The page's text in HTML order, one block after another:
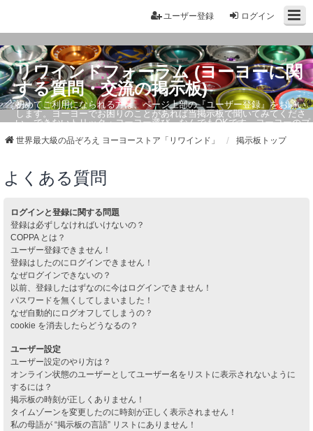
ログイン
ユーザー登録
リワインドフォーラム (ヨーヨーに関
する質問・交流の掲示板)
初めてご利用になられる方は、ページ上部の『ユーザー登録』をお願い
します。ヨーヨーでお困りのことがあれば当掲示板で聞いてみてくださ
い。できないトリック・ヨーヨー選び、なんでもOKです。ヨーヨーのプ
世界最大級の品ぞろえ ヨーヨーストア「リワインド」 掲示板トップ
よくある質問
ログインと登録に関する問題
登録は必ずしなければいけないの？
COPPA とは？
ユーザー登録できません！
登録はしたのにログインできません！
なぜログインできないの？
以前、登録したはずなのに今はログインできません！
パスワードを無くしてしまいました！
なぜ自動的にログオフしてしまうの？
cookie を消去したらどうなるの？
ユーザー設定
ユーザー設定のやり方は？
オンライン状態のユーザーとしてユーザー名をリストに表示されないように
するには？
掲示板の時刻が正しくありません！
タイムゾーンを変更したのに時刻が正しく表示されません！
私の母語が “掲示板の言語” リストにありません！